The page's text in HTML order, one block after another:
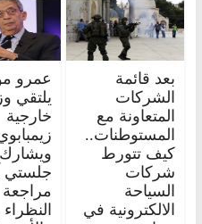
بعد قائمة
الشركات
المتعاونة مع
المستوطنات..
كيف تتورط
شركات
السياحة
الالكترونية في
عمرو
يلتقي
خارجية
جلستي
مراجعة